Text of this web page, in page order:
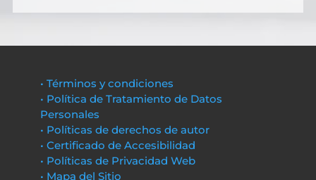
• Términos y condiciones
• Política de Tratamiento de Datos
Personales
• Políticas de derechos de autor
• Certificado de Accesibilidad
• Políticas de Privacidad Web
• Mapa del Sitio